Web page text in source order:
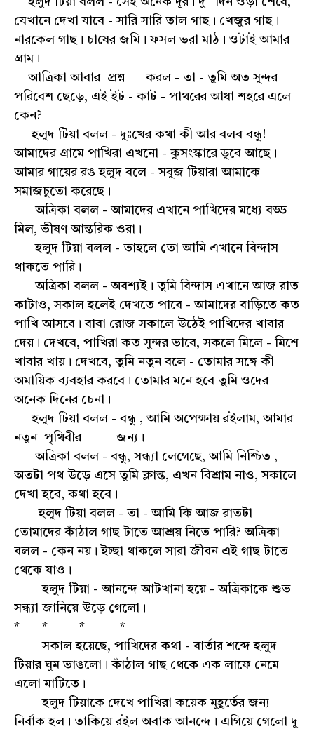
যেখানে দেখা যাবে - সারি সারি তাল গাছ। খেজুর গাছ।
নারকেল গাছ। চাষের জমি। ফসল ভরা মাঠ। ওটাই আমার
গ্রাম।
আত্রিকা আবার প্রশ্ন করল - তা - তুমি অত সুন্দর
পরিবেশ ছেড়ে, এই ইট - কাট - পাথরের আধা শহরে এলে
কেন?
হলুদ টিয়া বলল - দুঃখের কথা কী আর বলব বন্ধু!
আমাদের গ্রামে পাখিরা এখনো - কুসংস্কারে ডুবে আছে।
আমার গায়ের রঙ হলুদ বলে - সবুজ টিয়ারা আমাকে
সমাজচুতো করেছে।
অত্রিকা বলল - আমাদের এখানে পাখিদের মধ্যে বড্ড
মিল, ভীষণ আন্তরিক ওরা।
হলুদ টিয়া বলল - তাহলে তো আমি এখানে বিন্দাস
থাকতে পারি।
অত্রিকা বলল - অবশ্যই। তুমি বিন্দাস এখানে আজ রাত
কাটাও, সকাল হলেই দেখতে পাবে - আমাদের বাড়িতে কত
পাখি আসবে। বাবা রোজ সকালে উঠেই পাখিদের খাবার
দেয়। দেখবে, পাখিরা কত সুন্দর ভাবে, সকলে মিলে - মিশে
খাবার খায়। দেখবে, তুমি নতুন বলে - তোমার সঙ্গে কী
অমায়িক ব্যবহার করবে। তোমার মনে হবে তুমি ওদের
অনেক দিনের চেনা।
হলুদ টিয়া বলল - বন্ধু , আমি অপেক্ষায় রইলাম, আমার
নতুন পৃথিবীর জন্য।
অত্রিকা বলল - বন্ধু, সন্ধ্যা লেগেছে, আমি নিশ্চিত ,
অতটা পথ উড়ে এসে তুমি ক্লান্ত, এখন বিশ্রাম নাও, সকালে
দেখা হবে, কথা হবে।
হলুদ টিয়া বলল - তা - আমি কি আজ রাতটা
তোমাদের কাঁঠাল গাছ টাতে আশ্রয় নিতে পারি? অত্রিকা
বলল - কেন নয়। ইচ্ছা থাকলে সারা জীবন এই গাছ টাতে
থেকে যাও।
হলুদ টিয়া - আনন্দে আটখানা হয়ে - অত্রিকাকে শুভ
সন্ধ্যা জানিয়ে উড়ে গেলো।
* * * *
সকাল হয়েছে, পাখিদের কথা - বার্তার শব্দে হলুদ
টিয়ার ঘুম ভাঙলো। কাঁঠাল গাছ থেকে এক লাফে নেমে
এলো মাটিতে।
হলুদ টিয়াকে দেখে পাখিরা কয়েক মুহূর্তের জন্য
নির্বাক হল। তাকিয়ে রইল অবাক আনন্দে। এগিয়ে গেলো দু